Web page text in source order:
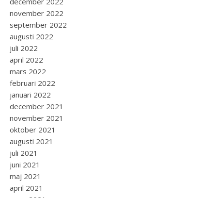
november 2022
september 2022
augusti 2022
juli 2022
april 2022
mars 2022
februari 2022
januari 2022
december 2021
november 2021
oktober 2021
augusti 2021
juli 2021
juni 2021
maj 2021
april 2021